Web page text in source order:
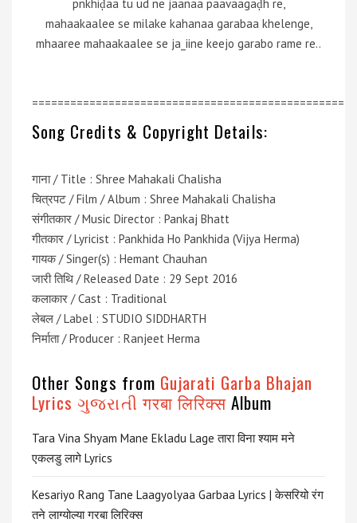
pnkhiḍaa tu ud ne jaanaa paavaagaḍh re,
mahaakaalee se milake kahanaa garabaa khelenge,
mhaaree mahaakaalee se ja_iine keejo garabo rame re..
=================================================
Song Credits & Copyright Details:
गाना / Title : Shree Mahakali Chalisha
चित्रपट / Film / Album : Shree Mahakali Chalisha
संगीतकार / Music Director : Pankaj Bhatt
गीतकार / Lyricist : Pankhida Ho Pankhida (Vijya Herma)
गायक / Singer(s) : Hemant Chauhan
जारी तिथि / Released Date : 29 Sept 2016
कलाकार / Cast : Traditional
लेबल / Label : STUDIO SIDDHARTH
निर्माता / Producer : Ranjeet Herma
Other Songs from Gujarati Garba Bhajan
Lyrics ગુજરાતી गरबा लिरिक्सAlbum
Tara Vina Shyam Mane Ekladu Lage तारा विना श्याम मने
एकलडु लागे Lyrics
Kesariyo Rang Tane Laagyolyaa Garbaa Lyrics | केसरियो रंग
तने लाग्योल्या गरबा लिरिक्स